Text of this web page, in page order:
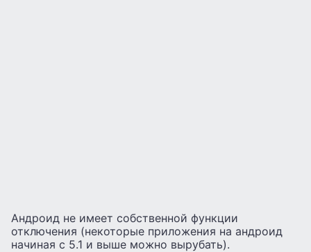
Андроид не имеет собственной функции
отключения (некоторые приложения на андроид
начиная с 5.1 и выше можно вырубать).